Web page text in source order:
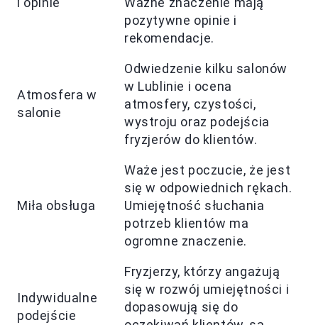
pozytywne opinie i
rekomendacje.
Atmosfera w
salonie
Odwiedzenie kilku salonów
w Lublinie i ocena
atmosfery, czystości,
wystroju oraz podejścia
fryzjerów do klientów.
Miła obsługa
Waże jest poczucie, że jest
się w odpowiednich rękach.
Umiejętność słuchania
potrzeb klientów ma
ogromne znaczenie.
Indywidualne
podejście
Fryzjerzy, którzy angażują
się w rozwój umiejętności i
dopasowują się do